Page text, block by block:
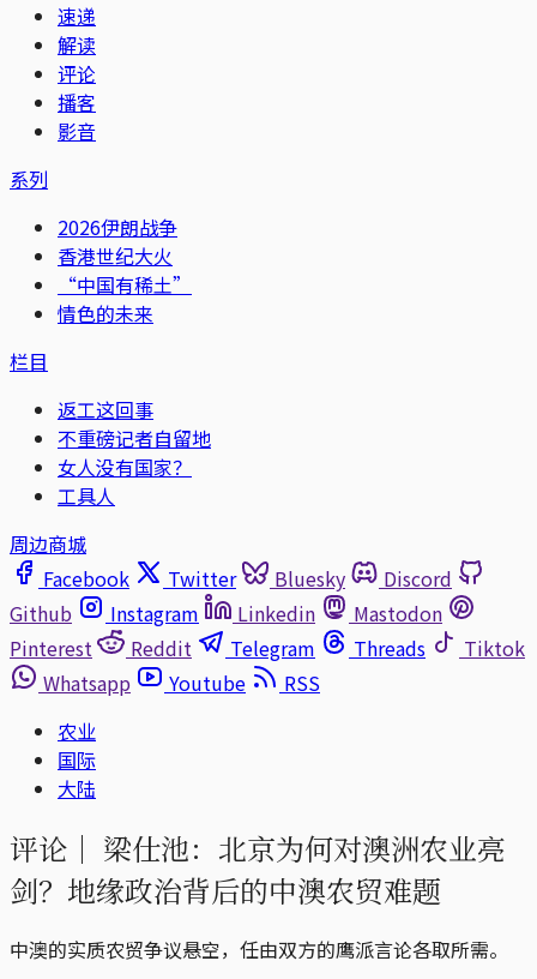
速递
解读
评论
播客
影音
系列
2026伊朗战争
香港世纪大火
“中国有稀土”
情色的未来
栏目
返工这回事
不重磅记者自留地
女人没有国家？
工具人
周边商城
Facebook
Twitter Bluesky
Discord
Github
Instagram Linkedin
Mastodon
Pinterest
Reddit Telegram Threads
Tiktok
Whatsapp
Youtube
RSS
农业
国际
大陆
评论｜ 梁仕池：北京为何对澳洲农业亮
剑？地缘政治背后的中澳农贸难题
中澳的实质农贸争议悬空，任由双方的鹰派言论各取所需。